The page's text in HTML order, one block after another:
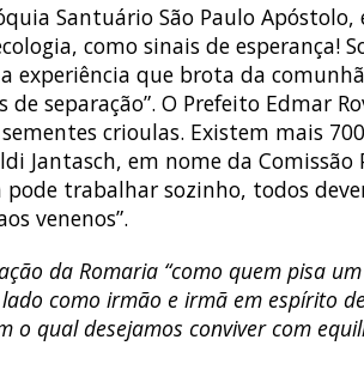
Santuário São Paulo
como sinais de esperança!
experiência que brota da
separação”. O Prefeito Edmar
crioulas. Existem mais
Jantasch, em nome da
trabalhar sozinho, todos
venenos”.
da Romaria “como quem pisa
como irmão e irmã em espírito
qual desejamos conviver com